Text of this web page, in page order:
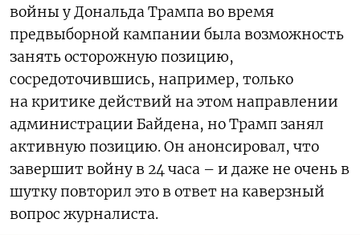
войны у Дональда Трампа во время
предвыборной кампании была возможность
занять осторожную позицию,
сосредоточившись, например, только
на критике действий на этом направлении
администрации Байдена, но Трамп занял
активную позицию. Он анонсировал, что
завершит войну в 24 часа – и даже не очень в
шутку повторил это в ответ на каверзный
вопрос журналиста.